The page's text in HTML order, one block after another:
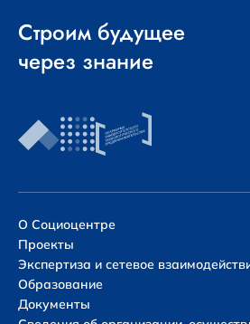
Строим будущее
через знание
О Социоцентре
Проекты
Экспертиза и сетевое
Образование
Документы